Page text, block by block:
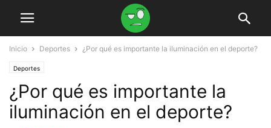
Inicio Deportes ¿Por qué es importante la iluminación en el deporte?
Deportes
¿Por qué es importante la
iluminación en el deporte?